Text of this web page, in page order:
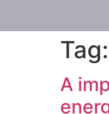
Tag:
A